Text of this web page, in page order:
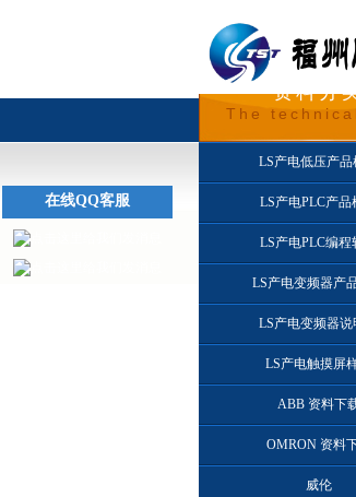
首页 关
资料分
The
LS产电低压产品
LS产电PLC产品
LS产电PLC编程
LS产电变频器产
LS产电变频器说
LS产电触摸屏
ABB 资料下
OMRON 资料
威伦
在线QQ客服